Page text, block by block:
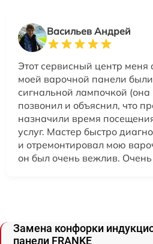
Васильев Андрей
Этот сервисный центр меня
моей варочной панели
сигнальной лампочкой (она
позвонил и объяснил, что
назначили время
услуг. Мастер быстро
и отремонтировал мою
он был очень вежлив.
Замена конфорки
панели FRANKE